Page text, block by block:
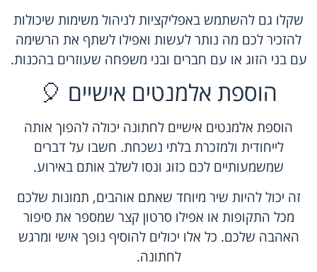
שקלו גם להשתמש באפליקציות לניהול משימות שיכולות
להזכיר לכם מה נותר לעשות ואפילו לשתף את הרשימה
עם בני הזוג או עם חברים ובני משפחה שעוזרים בהכנות.
הוספת אלמנטים אישיים 🎈
הוספת אלמנטים אישיים לחתונה יכולה להפוך אותה
לייחודית ולמזכרת בלתי נשכחת. חשבו על דברים
שמשמעותיים לכם כזוג ונסו לשלב אותם באירוע.
זה יכול להיות שיר מיוחד שאתם אוהבים, תמונות שלכם
מכל התקופות או אפילו סרטון קצר שמספר את סיפור
האהבה שלכם. כל אלו יכולים להוסיף נופך אישי ומרגש
לחתונה.